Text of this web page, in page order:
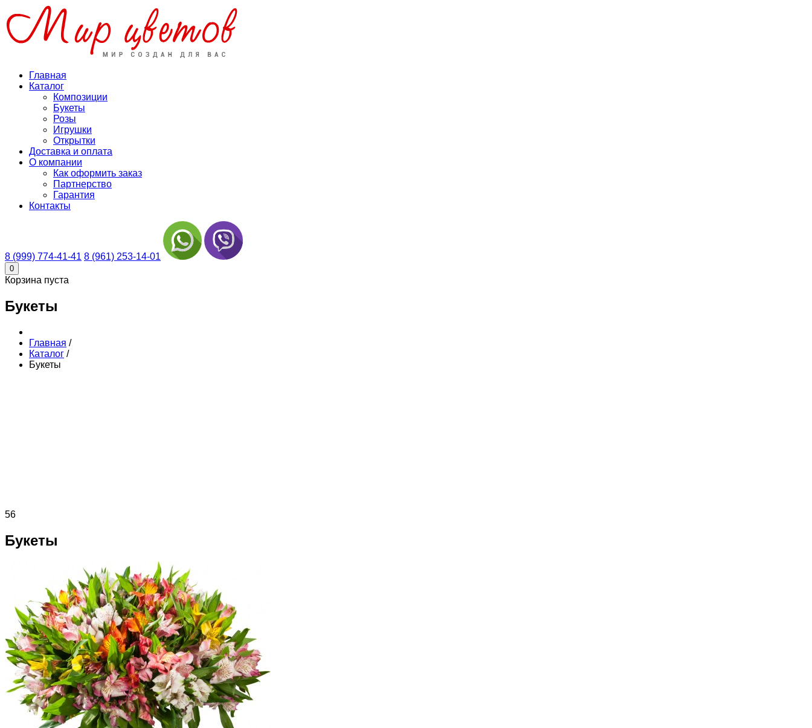
Главная
Каталог
Композиции
Букеты
Розы
Игрушки
Открытки
Доставка и оплата
О компании
Как оформить заказ
Партнерство
Гарантия
Контакты
8 (999) 774-41-41 8 (961) 253-14-01
0
Корзина пуста
Букеты
Главная /
Каталог /
Букеты
56
Букеты